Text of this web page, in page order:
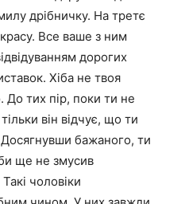
дрібничку. На третє
Все ваше з ним
дорогих
Хіба не твоя
До тих пір, поки ти не
він відчує, що ти
бажаного, ти
ще не змусив
чоловіки